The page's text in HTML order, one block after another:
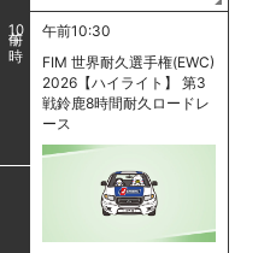
10
午前10:30
FIM 世界耐久選手権(EWC)
2026【ハイライト】 第3
戦鈴鹿8時間耐久ロードレ
ース